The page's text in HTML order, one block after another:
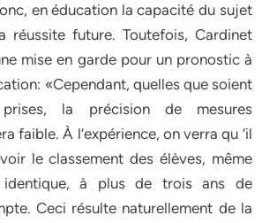
en éducation la capacité du sujet
réussite future. Toutefois, Cardinet
mise en garde pour un pronostic à
«Cependant, quelles que soient
la précision de mesures
faible. À l’expérience, on verra qu ‘il
le classement des élèves, même
identique, à plus de trois ans de
Ceci résulte naturellement de la